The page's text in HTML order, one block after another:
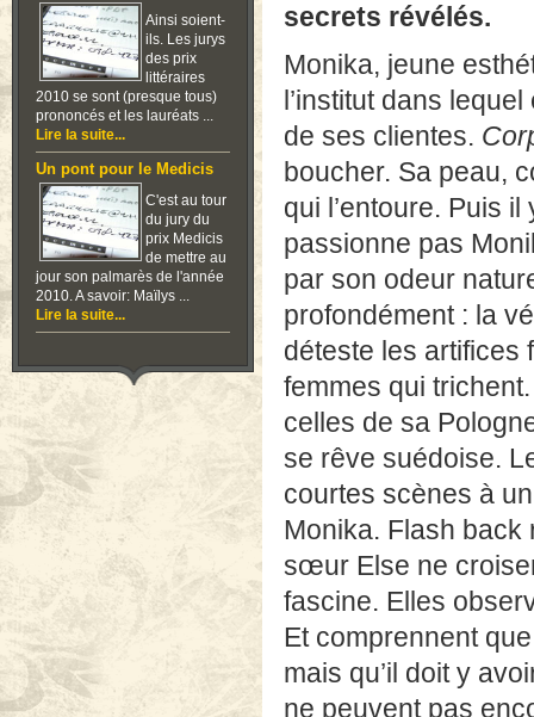
Ainsi soient-
ils. Les jurys
des prix
littéraires
2010 se sont (presque tous)
prononcés et les lauréats ...
Lire la suite...
Un pont pour le Medicis
C'est au tour
du jury du
prix Medicis
de mettre au
jour son palmarès de l'année
2010. A savoir: Maïlys ...
Lire la suite...
secrets révélés.
Monika, jeune
l’institut dans
de ses clientes.
boucher. Sa peau,
qui l’entoure. Puis
passionne pas
par son odeur
profondément : la
déteste les artifices
femmes qui
celles de sa
se rêve suédoise.
courtes scènes à
Monika. Flash back
sœur Else ne
fascine. Elles
Et comprennent
mais qu’il doit y
ne peuvent pas